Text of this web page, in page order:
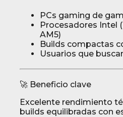
PCs gaming de
Procesadores Intel
AM5)
Builds compactas
Usuarios que
🚀 Beneficio clave
Excelente rendimiento
builds equilibradas con